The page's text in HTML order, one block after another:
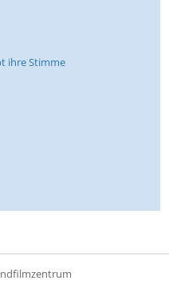
ihre Stimme